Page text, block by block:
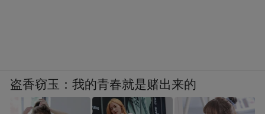
盗香窃玉：我的青春就是赌出来的